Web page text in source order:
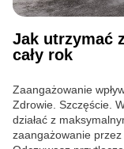
Jak utrzymać
cały rok
Zaangażowanie
Zdrowie. Szczęście.
działać z
zaangażowanie